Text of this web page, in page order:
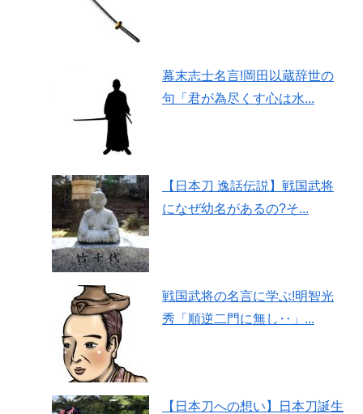
幕末志士名言!岡田以蔵辞世の
句「君が為尽くす心は水...
【日本刀 逸話伝説】戦国武将
になぜ幼名があるの?そ...
戦国武将の名言に学ぶ!明智光
秀「順逆二門に無し‥」...
【日本刀への想い】日本刀誕生